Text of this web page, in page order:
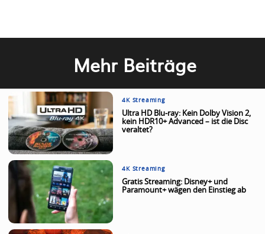
Mehr Beiträge
4K Streaming
Ultra HD Blu-ray: Kein Dolby Vision 2,
kein HDR10+ Advanced – ist die Disc
veraltet?
4K Streaming
Gratis Streaming: Disney+ und
Paramount+ wägen den Einstieg ab